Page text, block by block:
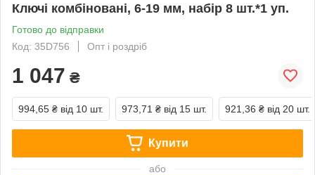
Ключі комбіновані, 6-19 мм, набір 8 шт.*1 уп.
Готово до відправки
Код: 35D756
Опт і роздріб
1 047 ₴
994,65 ₴ від 10 шт. 973,71 ₴ від 15 шт. 921,36 ₴ від 20 шт.
Купити
або